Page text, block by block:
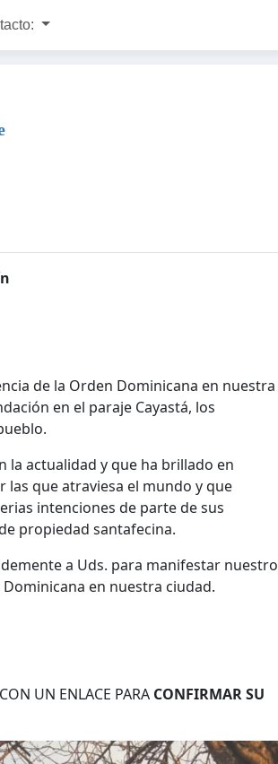
de la Orden Dominicana en nuestra
en el paraje Cayastá, los
la actualidad y que ha brillado en
las que atraviesa el mundo y que
intenciones de parte de sus
propiedad santafecina.
a Uds. para manifestar nuestro
en nuestra ciudad.
UN ENLACE PARA CONFIRMAR SU